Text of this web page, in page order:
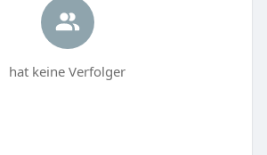
hat keine Verfolger